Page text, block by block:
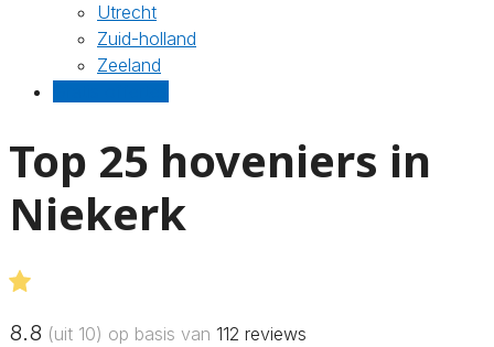
Utrecht
Zuid-holland
Zeeland
Top 25 hoveniers in
Niekerk
8.8 (uit 10) op basis van 112 reviews